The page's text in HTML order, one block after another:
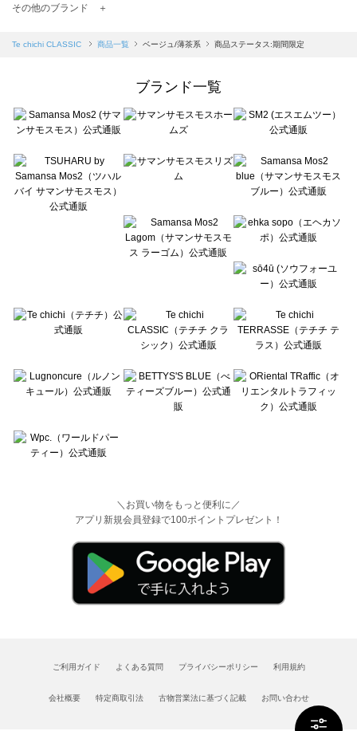
TSUHARU by Samansa Mos2（ツハルバイサマンサモスモス）の一覧
Samansa Mos2 blue（サマンサモスモス ブルー）の一覧
Te chichi（テチチ）の一覧
Te chichi CLASSIC（テチチ クラシック）の一覧
Lugnoncure（ルノンキュール）の一覧
BETTY'S BLUE（べティーズブルー）の一覧
Wpc.（ワールドパーティー）の一覧
その他のブランド ＋
Te chichi CLASSIC 商品一覧 ベージュ/薄茶系 商品ステータス:期間限定
ブランド一覧
＼お買い物をもっと便利に／
アプリ新規会員登録で100ポイントプレゼント！
ご利用ガイド よくある質問 プライバシーポリシー 利用規約
会社概要 特定商取引法 古物営業法に基づく記載 お問い合わせ